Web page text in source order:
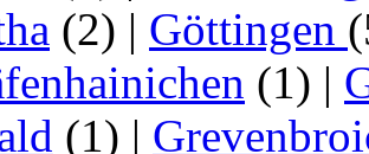
(2) | Göttingen
(1) |
(1) |